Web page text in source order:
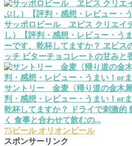
サッポロビール ヱビス クリエイ
し）【評判・感想・レビュー・う
ーです、乾杯してますか？ ヱビス
ッチ ビターチョコレートの甘みと
サントリー 金麦〈帰り道の金木
判・感想・レビュー・うまい！orま
乾杯してますか？ ドライで刺激的
く 食事と合わせて飲むの...
75ビールオリオンビール
スポンサーリンク